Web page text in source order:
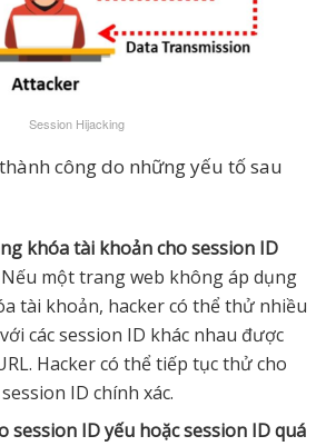
Session Hijacking
công do những yếu tố sau
khóa tài khoản cho session ID
Nếu một trang web không áp dụng
tài khoản, hacker có thể thử nhiều
các session ID khác nhau được
Hacker có thể tiếp tục thử cho
ID chính xác.
session ID yếu hoặc session ID quá